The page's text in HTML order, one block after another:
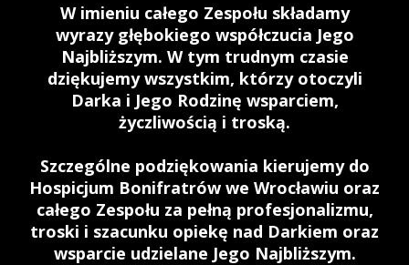
W imieniu całego Zespołu składamy
wyrazy głębokiego współczucia Jego
Najbliższym. W tym trudnym czasie
dziękujemy wszystkim, którzy otoczyli
Darka i Jego Rodzinę wsparciem,
życzliwością i troską.
Szczególne podziękowania kierujemy do
Hospicjum Bonifratrów we Wrocławiu oraz
całego Zespołu za pełną profesjonalizmu,
troski i szacunku opiekę nad Darkiem oraz
wsparcie udzielane Jego Najbliższym.